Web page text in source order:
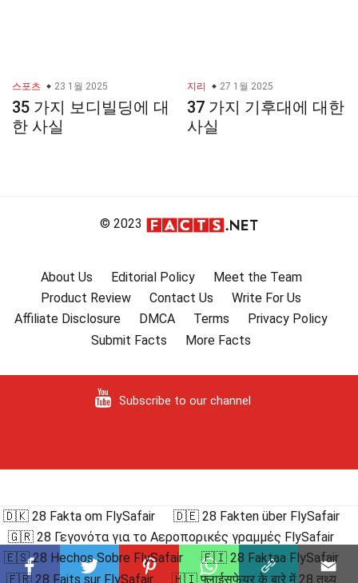
스포츠 23 1월 2025
35 가지 보디빌딩에 대
한 사실
지리 27 1월 2025
37 가지 기후대에 대한
사실
© 2023
About Us Editorial Policy
Meet the Team
Product Review
Contact Us
Write For Us
Affiliate Disclosure
DMCA Terms
Privacy Policy
Submit Facts
More Facts
Subscribe to our channel
🇩🇰 28 Fakta om FlySafair
🇩🇪 28 Fakten über FlySafair
🇬🇷 28 Γεγονότα για το Αεροπορικές γραμμές FlySafair
🇪🇸 28 Hechos Sobre FlySafair
🇫🇮 28 Faktaa FlySafair
🇫🇷 28 Faits sur FlySafair
🇭🇮 फ्लाईसफेयर के बारे में 28 तथ्य